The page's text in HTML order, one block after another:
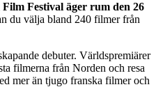
Festival äger rum den 26
du välja bland 240 filmer från
debuter. Världspremiärer
filmerna från Norden och resa
mer än tjugo franska filmer och